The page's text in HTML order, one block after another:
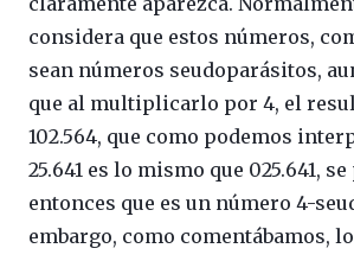
considera que estos números,
sean números seudoparásitos,
que al multiplicarlo por 4, el
102.564, que como podemos
25.641 es lo mismo que 025.641,
entonces que es un número 4-
embargo, como comentábamos,